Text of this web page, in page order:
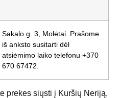
Sakalo g. 3, Molėtai. Prašome
iš anksto susitarti dėl
atsiėmimo laiko telefonu +370
670 67472.
prekes siųsti į Kuršių Neriją,